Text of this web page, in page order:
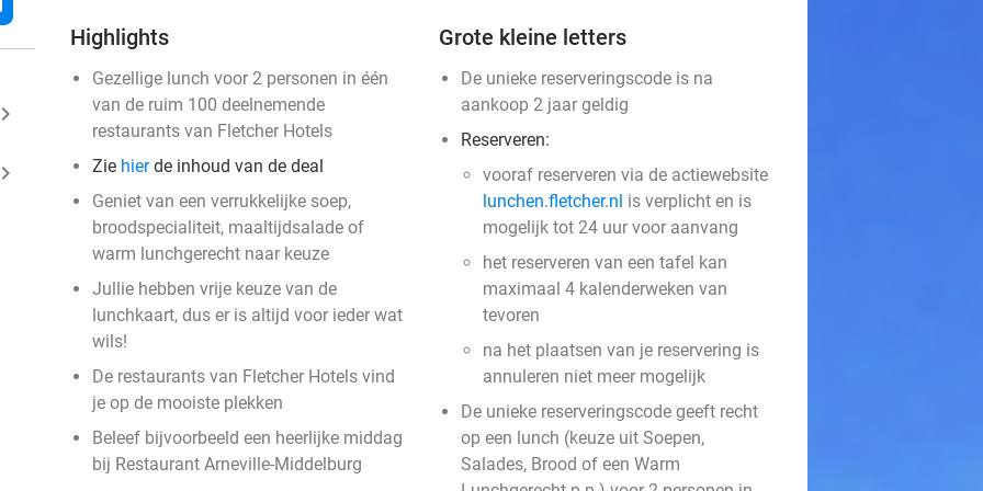
keyboard_arrow_right
keyboard_arrow_right
Highlights
Gezellige lunch voor 2 personen in één
van de ruim 100 deelnemende
restaurants van Fletcher Hotels
Zie hierde inhoud van de deal
Geniet van een verrukkelijke soep,
broodspecialiteit, maaltijdsalade of
warm lunchgerecht naar keuze
Jullie hebben vrije keuze van de
lunchkaart, dus er is altijd voor ieder wat
wils!
De restaurants van Fletcher Hotels vind
je op de mooiste plekken
Beleef bijvoorbeeld een heerlijke middag
bij Restaurant Arneville-Middelburg
Grote kleine letters
De unieke reserveringscode is na
aankoop 2 jaar geldig
Reserveren:
vooraf reserveren via de actiewebsite
lunchen.fletcher.nl is verplicht en is
mogelijk tot 24 uur voor aanvang
het reserveren van een tafel kan
maximaal 4 kalenderweken van
tevoren
na het plaatsen van je reservering is
annuleren niet meer mogelijk
De unieke reserveringscode geeft recht
op een lunch (keuze uit Soepen,
Salades, Brood of een Warm